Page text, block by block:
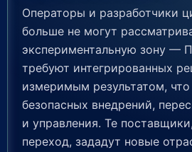
Операторы и разработчики
больше не могут
экспериментальную зону —
требуют интегрированных
измеримым результатом, что
безопасных внедрений,
и управления. Те
переход, зададут новые